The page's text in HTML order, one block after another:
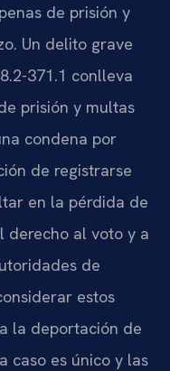
de prisión y
Un delito grave
371.1 conlleva
prisión y multas
condena por
de registrarse
en la pérdida de
derecho al voto y a
de
estos
la deportación de
caso es único y las